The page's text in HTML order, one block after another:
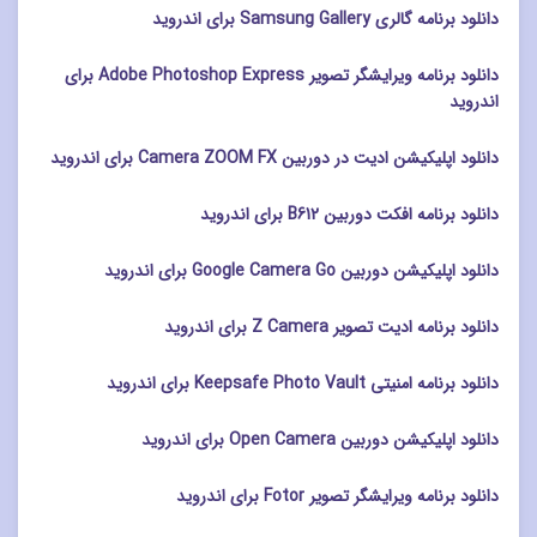
دانلود برنامه گالری Samsung Gallery برای اندروید
دانلود برنامه ویرایشگر تصویر Adobe Photoshop Express برای
اندروید
دانلود اپلیکیشن ادیت در دوربین Camera ZOOM FX برای اندروید
دانلود برنامه افکت دوربین B612 برای اندروید
دانلود اپلیکیشن دوربین Google Camera Go برای اندروید
دانلود برنامه ادیت تصویر Z Camera برای اندروید
دانلود برنامه امنیتی Keepsafe Photo Vault برای اندروید
دانلود اپلیکیشن دوربین Open Camera برای اندروید
دانلود برنامه ویرایشگر تصویر Fotor برای اندروید